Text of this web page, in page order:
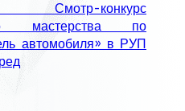
конкурс
мастерства по
автомобиля» в РУП